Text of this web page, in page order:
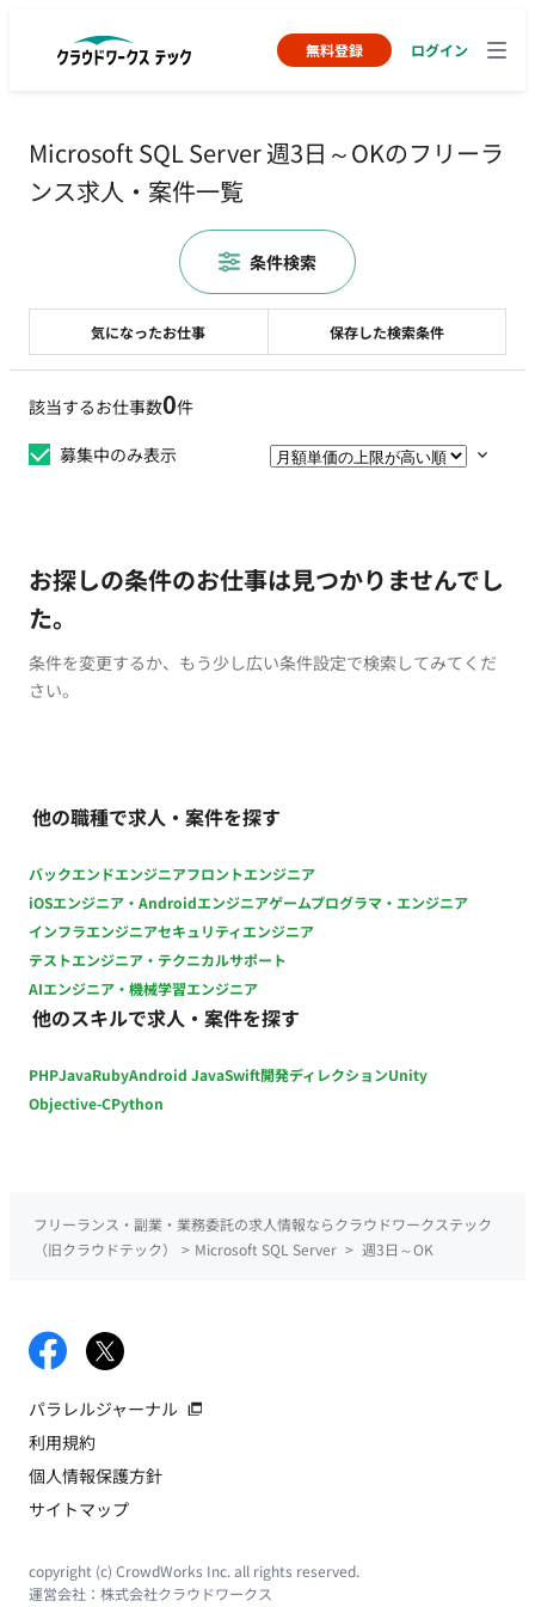
無料登録 ログイン
Microsoft SQL Server 週3日～OKのフリーラ
ンス求人・案件一覧
該当するお仕事数0件
募集中のみ表示
お探しの条件のお仕事は見つかりませんでし
た。
条件を変更するか、もう少し広い条件設定で検索してみてくだ
さい。
他の職種で求人・案件を探す
バックエンドエンジニアフロントエンジニア
iOSエンジニア・Androidエンジニアゲームプログラマ・エンジニア
インフラエンジニアセキュリティエンジニア
テストエンジニア・テクニカルサポート
AIエンジニア・機械学習エンジニア
他のスキルで求人・案件を探す
PHPJavaRubyAndroid JavaSwift開発ディレクションUnity
Objective-CPython
気になったお仕事 保存した検索条件
条件検索
フリーランス・副業・業務委託の求人情報ならクラウドワークステック
（旧クラウドテック）
> Microsoft SQL Server > 週3日～OK
パラレルジャーナル
利用規約
個人情報保護方針
サイトマップ
copyright (c) CrowdWorks Inc. all rights reserved.
運営会社： 株式会社クラウドワークス